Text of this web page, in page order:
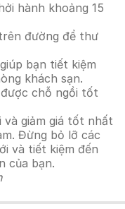
hành khoảng 15
đường để thư
bạn tiết kiệm
khách sạn.
chỗ ngồi tốt
giảm giá tốt nhất
Đừng bỏ lỡ các
và tiết kiệm đến
của bạn.